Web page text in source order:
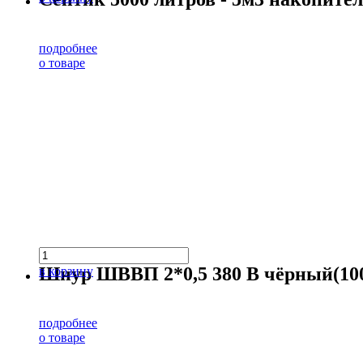
подробнее
о товаре
в корзину
Шнур ШВВП 2*0,5 380 В
подробнее
о товаре